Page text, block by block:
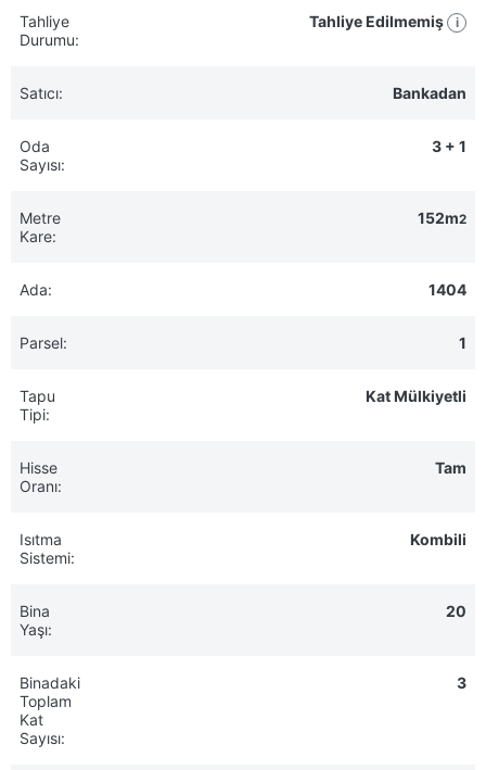
Tahliye
Durumu:
Tahliye Edilmemiş i
Satıcı: Bankadan
Oda
Sayısı:
3 + 1
Metre
Kare:
152m2
Ada: 1404
Parsel: 1
Tapu
Tipi:
Kat Mülkiyetli
Hisse
Oranı:
Tam
Isıtma
Sistemi:
Kombili
Bina
Yaşı:
20
Binadaki
Toplam
Kat
Sayısı:
3